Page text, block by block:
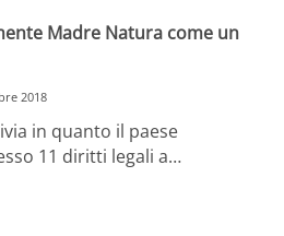
Madre Natura come un
2018
in quanto il paese
11 diritti legali a…